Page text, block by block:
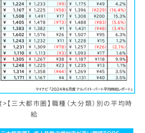
【三大都市圏】職種（大分類）別の平均時
給